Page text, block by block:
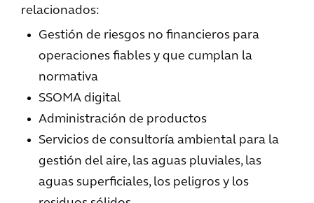
relacionados:
Gestión de riesgos no financieros para
operaciones fiables y que cumplan la
normativa
SSOMA digital
Administración de productos
Servicios de consultoría ambiental para la
gestión del aire, las aguas pluviales, las
aguas superficiales, los peligros y los